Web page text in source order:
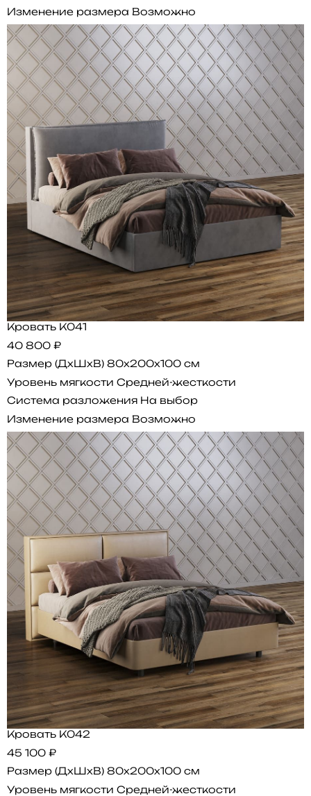
Изменение размера Возможно
Кровать K041
40 800 ₽
Размер (ДхШхВ) 80x200x100 см
Уровень мягкости Средней-жесткости
Система разложения На выбор
Изменение размера Возможно
Кровать K042
45 100 ₽
Размер (ДхШхВ) 80x200x100 см
Уровень мягкости Средней-жесткости